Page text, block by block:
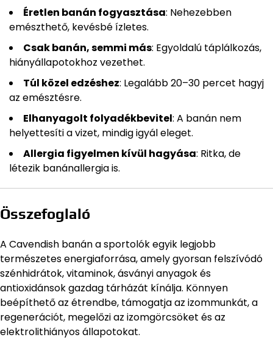
Éretlen banán fogyasztása: Nehezebben
emészthető, kevésbé ízletes.
Csak banán, semmi más: Egyoldalú táplálkozás,
hiányállapotokhoz vezethet.
Túl közel edzéshez: Legalább 20–30 percet hagyj
az emésztésre.
Elhanyagolt folyadékbevitel: A banán nem
helyettesíti a vizet, mindig igyál eleget.
Allergia figyelmen kívül hagyása: Ritka, de
létezik banánallergia is.
Összefoglaló
A Cavendish banán a sportolók egyik legjobb
természetes energiaforrása, amely gyorsan felszívódó
szénhidrátok, vitaminok, ásványi anyagok és
antioxidánsok gazdag tárházát kínálja. Könnyen
beépíthető az étrendbe, támogatja az izommunkát, a
regenerációt, megelőzi az izomgörcsöket és az
elektrolithiányos állapotokat.